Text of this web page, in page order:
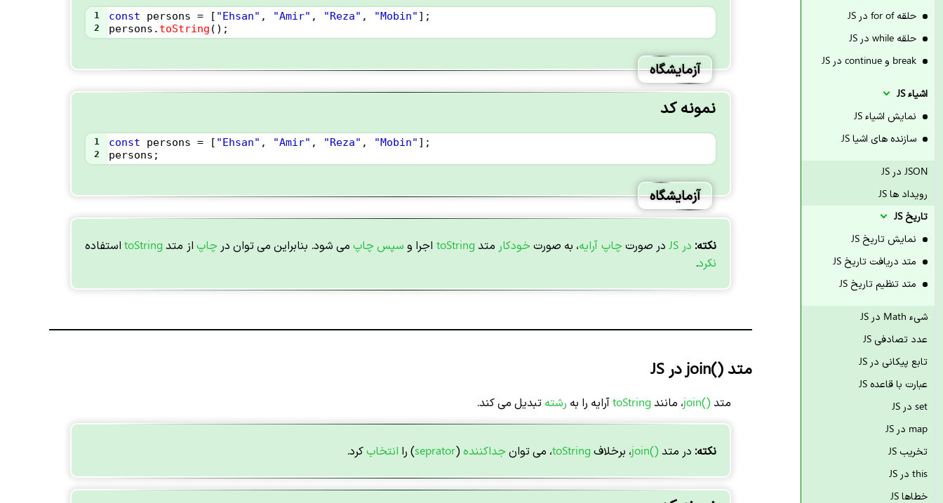
1 const persons = [ "Ehsan" , "Amir" , "Reza" , "Mobin" ];
2 persons . toString ();
آزمایشگاه
نمونه کد
1 const persons = [ "Ehsan" , "Amir" , "Reza" , "Mobin" ];
2 persons ;
آزمایشگاه
نکته: در JS در صورت چاپ آرایه، به صورت خودکار متد toString اجرا و سپس چاپ می شود. بنابراین می توان در چاپ از متد toString استفاده
نکرد.
متد join() در JS
متدjoin()، مانندtoString آرایه را به رشته تبدیل می کند.
نکته: در متد join()، برخلاف toString، می توان جداکننده(
seprator) را انتخابکرد.
حلقه for of در JS
حلقه while در JS
اشیاء JS
نمایش اشیاء JS
سازنده های اشیا JS
JSON در JS
رویداد ها JS
تاریخ JS
نمایش تاریخ JS
متد دریافت تاریخ JS
متد تنظیم تاریخ JS
شیء Math در JS
عدد تصادفی JS
تابع پیکانی در JS
عبارت با قاعده JS
set در JS
map در JS
تخریب JS
this در JS
خطاها JS